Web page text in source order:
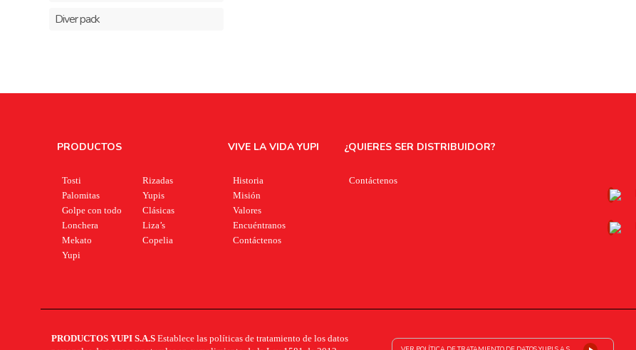
Diver pack
VIVE LA VIDA YUPI
Historia
Misión
Valores
Encuéntranos
Contáctenos
PRODUCTOS
Tosti
Rizadas
Palomitas
Yupis
Golpe con todo
Clásicas
Lonchera
Liza’s
Mekato
Copelia
Yupi
¿QUIERES SER DISTRIBUIDOR?
Contáctenos
PRODUCTOS YUPI S.A.S Establece las políticas de tratamiento de los datos